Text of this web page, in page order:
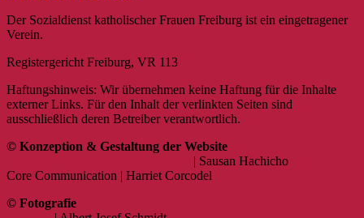
Der Sozialdienst katholischer Frauen Freiburg ist ein eingetragener
Verein.
Registergericht Freiburg, VR 113
Haftungshinweis: Wir übernehmen keine Haftung für die Inhalte
externer Links. Für den Inhalt der verlinkten Seiten sind
ausschließlich deren Betreiber verantwortlich.
© Konzeption & Gestaltung der Website
| Sausan Hachicho
Core Communication | Harriet Corcodel
© Fotografie